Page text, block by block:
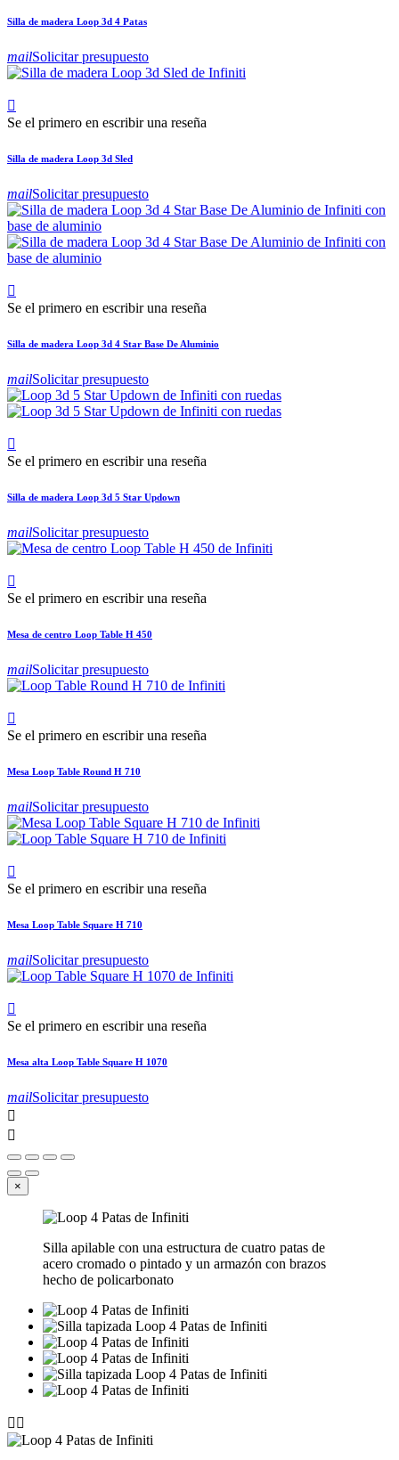
Silla de madera Loop 3d 4 Patas
mailSolicitar presupuesto

Se el primero en escribir una reseña
Silla de madera Loop 3d Sled
mailSolicitar presupuesto

Se el primero en escribir una reseña
Silla de madera Loop 3d 4 Star Base De Aluminio
mailSolicitar presupuesto

Se el primero en escribir una reseña
Silla de madera Loop 3d 5 Star Updown
mailSolicitar presupuesto

Se el primero en escribir una reseña
Mesa de centro Loop Table H 450
mailSolicitar presupuesto

Se el primero en escribir una reseña
Mesa Loop Table Round H 710
mailSolicitar presupuesto

Se el primero en escribir una reseña
Mesa Loop Table Square H 710
mailSolicitar presupuesto

Se el primero en escribir una reseña
Mesa alta Loop Table Square H 1070
mailSolicitar presupuesto


×
Silla apilable con una estructura de cuatro patas de
acero cromado o pintado y un armazón con brazos
hecho de policarbonato
 